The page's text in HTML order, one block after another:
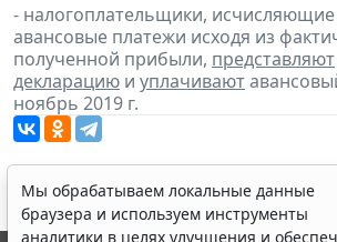
- налогоплательщики,
авансовые платежи исходя из
полученной прибыли, представляют
декларацию и уплачивают
ноябрь 2019 г.
Мы обрабатываем локальные данные
браузера и используем инструменты
аналитики в целях улучшения и